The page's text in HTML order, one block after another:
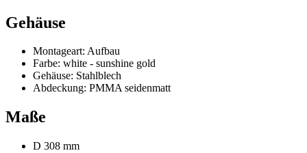
Gehäuse
Montageart: Aufbau
Farbe: white - sunshine gold
Gehäuse: Stahlblech
Abdeckung: PMMA seidenmatt
Maße
D 308 mm